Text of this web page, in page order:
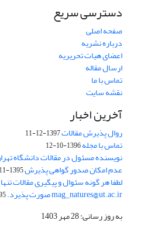
دسترسی سریع
صفحه اصلی
درباره نشریه
اعضای هیات تحریریه
ارسال مقاله
تماس با ما
نقشه سایت
آخرین اخبار
روال پذیرش مقالات1397-12-11
تماس با مجله1396-10-12
نویسنده مسئول در مقالات دانشگاه
عدم امکان صدور گواهی پذیرش1395-11-21
لطفا هر گونه سئوال و پیگیری مقالات
mag_natures@ut.ac.ir صورت پذیرد. 27
به روز رسانی: 28 مهر 1403